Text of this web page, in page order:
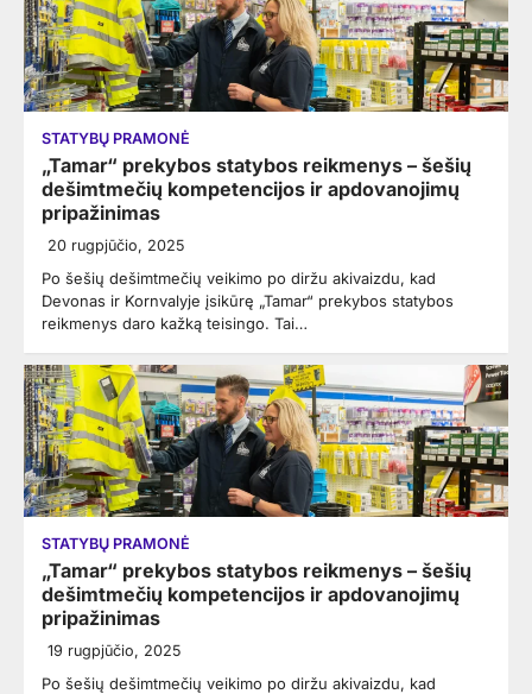
STATYBŲ PRAMONĖ
„Tamar“ prekybos statybos reikmenys – šešių
dešimtmečių kompetencijos ir apdovanojimų
pripažinimas
20 rugpjūčio, 2025
Po šešių dešimtmečių veikimo po diržu akivaizdu, kad
Devonas ir Kornvalyje įsikūrę „Tamar“ prekybos statybos
reikmenys daro kažką teisingo. Tai…
STATYBŲ PRAMONĖ
„Tamar“ prekybos statybos reikmenys – šešių
dešimtmečių kompetencijos ir apdovanojimų
pripažinimas
19 rugpjūčio, 2025
Po šešių dešimtmečių veikimo po diržu akivaizdu, kad